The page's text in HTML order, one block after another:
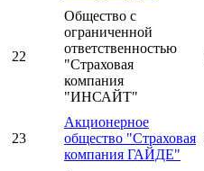
22
Общество с
ограниченной
ответственностью
"Страховая
компания
"ИНСАЙТ"
23
Акционерное
общество "Страховая
компания ГАЙДЕ"